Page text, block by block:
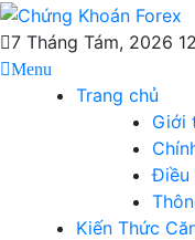
Chứng
Forex
Blog chia sẻ về Chứng
7 Tháng Tám, 2026
Menu
Trang chủ
Giới
Điều
Kiến Thức